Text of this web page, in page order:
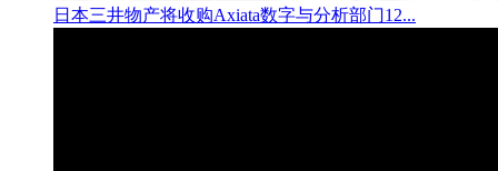
日本三井物产将收购Axiata数字与分析部门12...